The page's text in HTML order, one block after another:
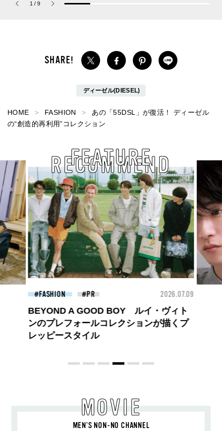
パルファム」
1 / 9
ディーゼル(DIESEL)
HOME FASHION
あの「55DSL」が復活！ ディーゼル
の“創造的再利用”コレクション
RECOMMEND
FEATURE
FASHION 2026.07.09
高橋璃央と、ジュエッテの出会い。夏の
定番、ピンクゴールドが印象的
な“SUMMER PINK”［meets Jouete!
MOVIE
MEN’S NON-NO CHANNEL